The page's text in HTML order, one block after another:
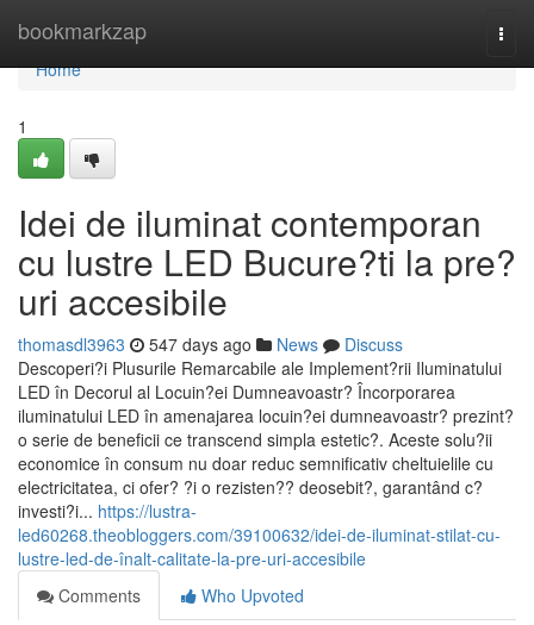
bookmarkzap
Home
Home
1
Idei de iluminat contemporan
cu lustre LED Bucure?ti la pre?
uri accesibile
thomasdl3963 547 days ago News
Discuss
Descoperi?i Plusurile Remarcabile ale Implement?rii Iluminatului
LED în Decorul al Locuin?ei Dumneavoastr? Încorporarea
iluminatului LED în amenajarea locuin?ei dumneavoastr? prezint?
o serie de beneficii ce transcend simpla estetic?. Aceste solu?ii
economice în consum nu doar reduc semnificativ cheltuielile cu
electricitatea, ci ofer? ?i o rezisten?? deosebit?, garantând c?
investi?i... https://lustra-
led60268.theobloggers.com/39100632/idei-de-iluminat-stilat-cu-
lustre-led-de-înalt-calitate-la-pre-uri-accesibile
Comments
Who Upvoted